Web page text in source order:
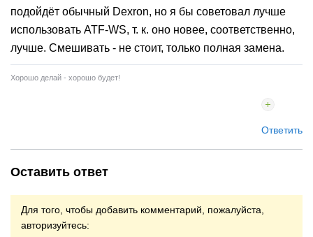
подойдёт обычный Dexron, но я бы советовал лучше
использовать ATF-WS, т. к. оно новее, соответственно,
лучше. Смешивать - не стоит, только полная замена.
Хорошо делай - хорошо будет!
Ответить
Оставить ответ
Для того, чтобы добавить комментарий, пожалуйста,
авторизуйтесь: